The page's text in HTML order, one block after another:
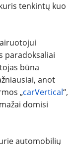
tenkintų kuo
paradoksaliai
būna
anot
„carVertical“,
domisi
automobilių